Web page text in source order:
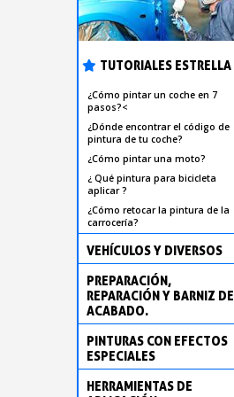
TUTORIALES ESTRELLA
¿Cómo pintar un coche en 7
pasos?<
¿Dónde encontrar el código de
pintura de tu coche?
¿Cómo pintar una moto?
¿ Qué pintura para bicicleta
aplicar ?
¿Cómo retocar la pintura de la
carrocería?
VEHÍCULOS Y DIVERSOS
PREPARACIÓN,
REPARACIÓN Y BARNIZ DE
ACABADO.
PINTURAS CON EFECTOS
ESPECIALES
HERRAMIENTAS DE